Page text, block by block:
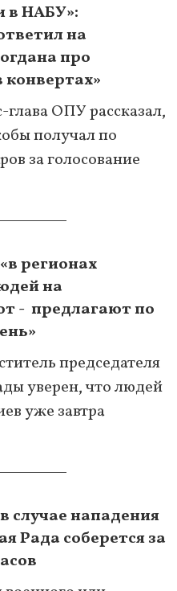
в НАБУ»:
на
про
конвертах»
глава ОПУ рассказал,
получал по
за голосование
регионах
на
- предлагают по
председателя
уверен, что людей
уже завтра
случае нападения
Рада соберется за